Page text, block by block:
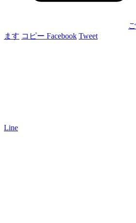
ます コピー Facebook Tweet
Line